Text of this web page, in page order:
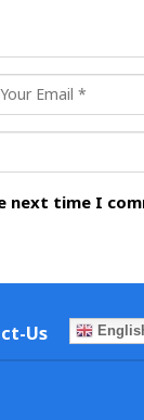
next time I
Us